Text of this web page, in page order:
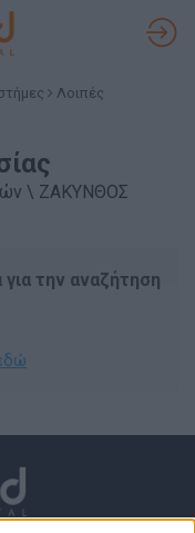
Λοιπές
\ ΖΑΚΥΝΘΟΣ
την αναζήτηση